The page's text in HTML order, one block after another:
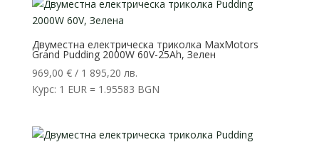
Двуместна електрическа триколка MaxMotors
Grand Pudding 2000W 60V-25Ah, Зелен
969,00 €/ 1 895,20 лв.
Курс: 1 EUR = 1.95583 BGN